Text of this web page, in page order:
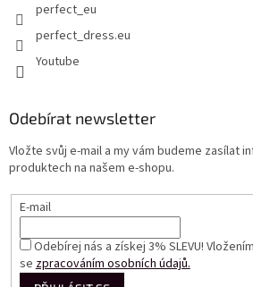
perfect_eu
perfect_dress.eu
Youtube
Odebírat newsletter
Vložte svůj e-mail a my vám budeme zasílat
produktech na našem e-shopu.
E-mail
Odebírej nás a získej 3% SLEVU!
sezpracováním osobních údajů.